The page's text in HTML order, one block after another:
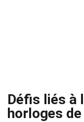
Défis liés à
horloges